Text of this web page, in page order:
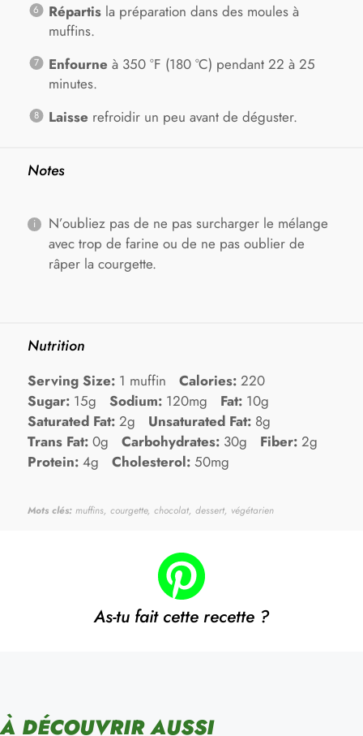
Répartisla préparation dans des moules à
muffins.
Enfourne à 350 °F (180 °C) pendant 22 à 25
minutes.
Laisse refroidir un peu avant de déguster.
Notes
N’oubliez pas de ne pas surcharger le mélange
avec trop de farine ou de ne pas oublier de
râper la courgette.
Nutrition
Serving Size: 1 muffin Calories: 220
Sugar: 15g Sodium: 120mg Fat: 10g
Saturated Fat: 2g Unsaturated Fat: 8g
Trans Fat: 0g Carbohydrates: 30g Fiber: 2g
Protein: 4g Cholesterol: 50mg
Mots clés: muffins, courgette, chocolat, dessert, végétarien
As-tu fait cette recette ?
À DÉCOUVRIR AUSSI